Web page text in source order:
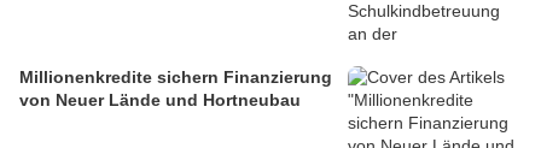
Millionenkredite sichern Finanzierung
von Neuer Lände und Hortneubau